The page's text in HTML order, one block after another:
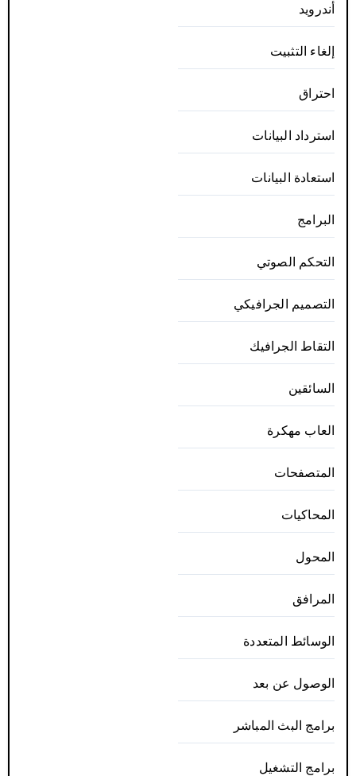
أندرويد
إلغاء التثبيت
احتراق
استرداد البيانات
استعادة البيانات
البرامج
التحكم الصوتي
التصميم الجرافيكي
التقاط الجرافيك
السائقين
العاب مهكرة
المتصفحات
المحاكيات
المحول
المرافق
الوسائط المتعددة
الوصول عن بعد
برامج البث المباشر
برامج التشغيل